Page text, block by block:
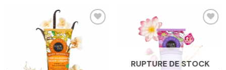
Ajouter
Ajouter
d’envies
RUPTURE DE STOCK